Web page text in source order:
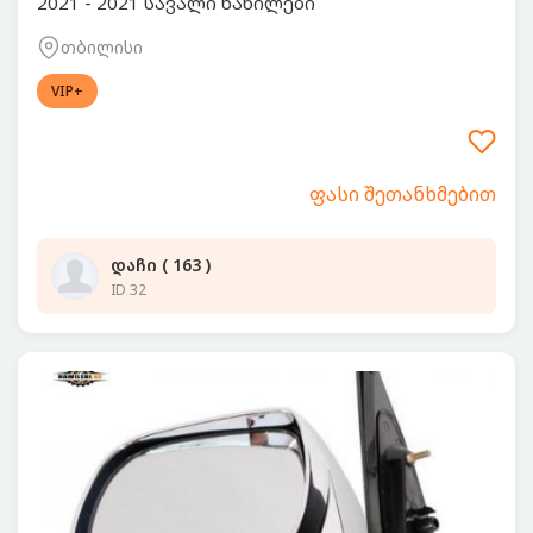
თბილისი
VIP+
ფასი შეთანხმებით
დაჩი ( 163 )
ID 32